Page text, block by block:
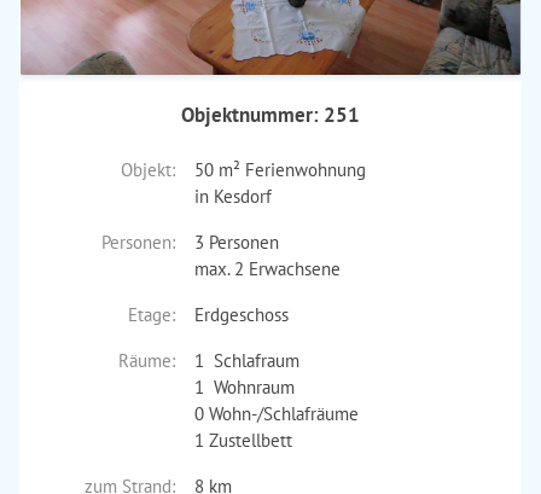
Objektnummer: 251
Objekt:
50 m² Ferienwohnung
in Kesdorf
Personen:
3 Personen
max. 2 Erwachsene
Etage:
Erdgeschoss
Räume:
1 Schlafraum
1 Wohnraum
0 Wohn-/Schlafräume
1 Zustellbett
zum Strand:
8 km